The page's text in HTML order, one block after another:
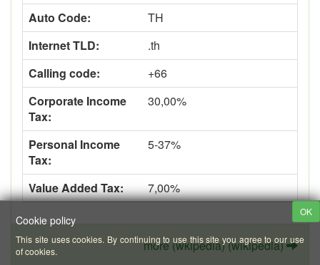
Auto Code:
TH
Internet TLD:
.th
Calling code:
+66
Corporate Income
Tax:
30,00%
Personal Income
Tax:
5-37%
Value Added Tax: 7,00%
more (wkipedia) (wikipedia)
OK
Cookie policy
This site uses cookies. By continuing to use this site you agree to our use
of cookies.